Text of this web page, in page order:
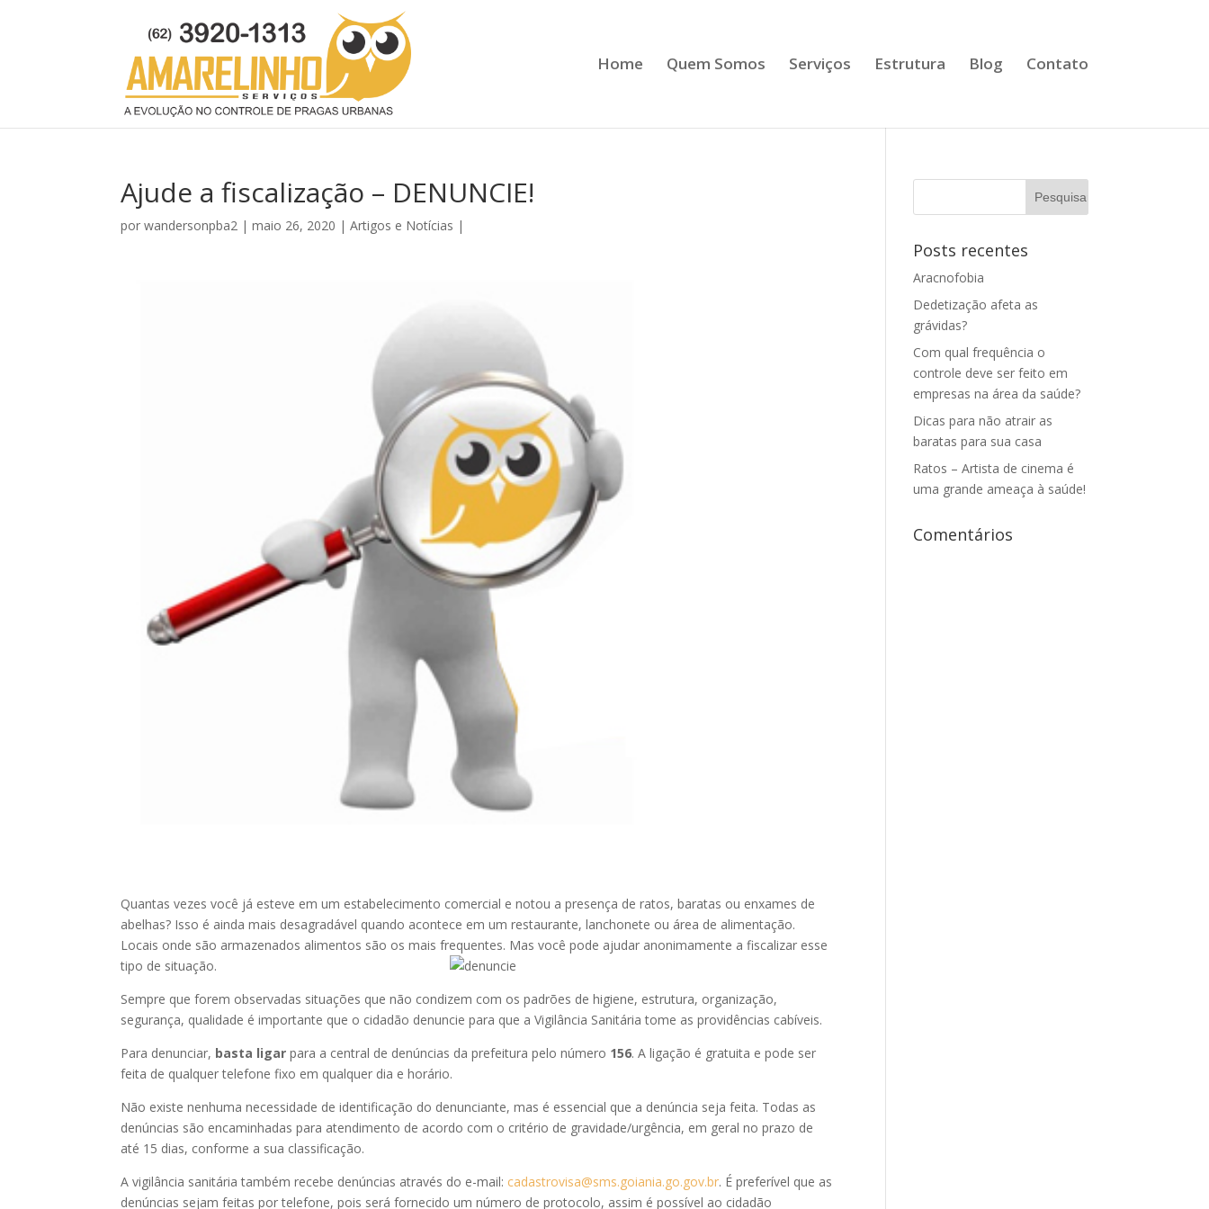
Home Quem Somos Serviços Estrutura Blog Contato
Ajude a fiscalização – DENUNCIE!
porwandersonpba2 |maio 26, 2020 |Artigos e Notícias |
Quantas vezes você já esteve em um estabelecimento comercial e notou a presença de ratos, baratas ou enxames de
abelhas? Isso é ainda mais desagradável quando acontece em um restaurante, lanchonete ou área de alimentação.
Locais onde são armazenados alimentos são os mais frequentes. Mas você pode ajudar anonimamente a fiscalizar esse
tipo de situação.
Sempre que forem observadas situações que não condizem com os padrões de higiene, estrutura, organização,
segurança, qualidade é importante que o cidadão denuncie para que a Vigilância Sanitária tome as providências cabíveis.
Para denunciar, basta ligar para a central de denúncias da prefeitura pelo número 156. A ligação é gratuita e pode ser
feita de qualquer telefone fixo em qualquer dia e horário.
Não existe nenhuma necessidade de identificação do denunciante, mas é essencial que a denúncia seja feita. Todas as
denúncias são encaminhadas para atendimento de acordo com o critério de gravidade/urgência, em geral no prazo de
até 15 dias, conforme a sua classificação.
A vigilância sanitária também recebe denúncias através do e-mail: cadastrovisa@sms.goiania.go.gov.br. É preferível que as
denúncias sejam feitas por telefone, pois será fornecido um número de protocolo, assim é possível ao cidadão
Posts recentes
Aracnofobia
Dedetização afeta as
grávidas?
Com qual frequência o
controle deve ser feito em
empresas na área da saúde?
Dicas para não atrair as
baratas para sua casa
Ratos – Artista de cinema é
uma grande ameaça à saúde!
Comentários